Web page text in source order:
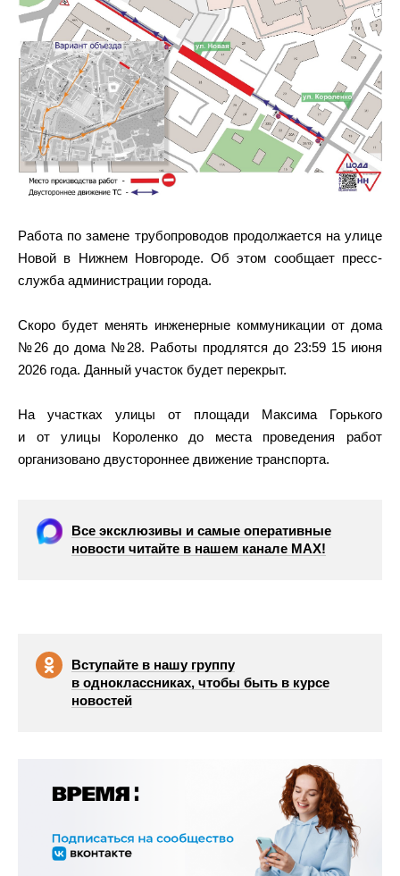
Работа по замене трубопроводов продолжается на улице
Новой в Нижнем Новгороде. Об этом сообщает пресс-
служба администрации города.
Скоро будет менять инженерные коммуникации от дома
№26 до дома №28. Работы продлятся до 23:59 15 июня
2026 года. Данный участок будет перекрыт.
На участках улицы от площади Максима Горького
и от улицы Короленко до места проведения работ
организовано двустороннее движение транспорта.
Все эксклюзивы и самые оперативные
новости читайте в нашем канале МАХ!
Вступайте в нашу группу
в одноклассниках, чтобы быть в курсе
новостей